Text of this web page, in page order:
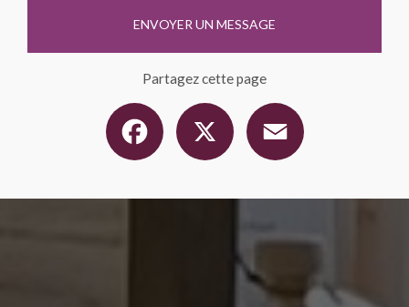
ENVOYER UN MESSAGE
Partagez cette page
Facebook